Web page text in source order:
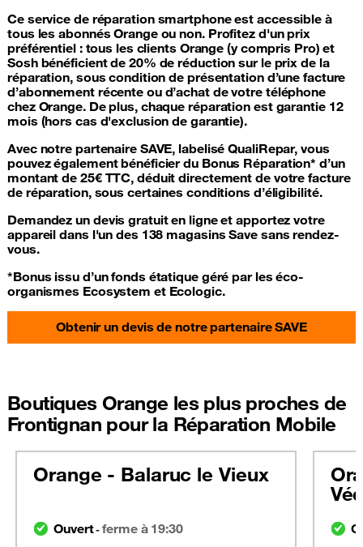
Ce service de réparation smartphoneest accessible à
tous les abonnés Orange ou non. Profitez d'un prix
préférentiel : tous les clients Orange (y compris Pro) et
Sosh bénéficient de 20% de réduction sur le prix de la
réparation, sous condition de présentation d’une facture
d’abonnement récente ou d’achat de votre téléphone
chez Orange. De plus, chaque réparation est garantie 12
mois (hors cas d'exclusion de garantie).
Avec notre partenaire SAVE, labelisé QualiRepar, vous
pouvez également bénéficier du Bonus Réparation* d’un
montant de 25€ TTC, déduit directement de votre facture
de réparation, sous certaines conditions d’éligibilité.
Demandez un devis gratuit en ligne et apportez votre
appareil dans l'un des 138 magasins Save sans rendez-
vous.
*Bonus issu d’un fonds étatique géré par les éco-
organismes Ecosystem et Ecologic.
Obtenir un devis de notre partenaire SAVE
Boutiques Orange les plus proches de
Frontignan pour la Réparation Mobile
Orange - Balaruc le Vieux
Ouvert-ferme à 19:30